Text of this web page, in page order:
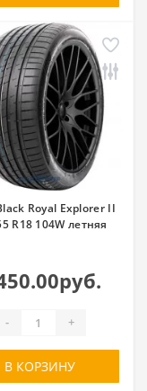
Royal Explorer II
R18 104W летняя
- +
В КОРЗИНУ